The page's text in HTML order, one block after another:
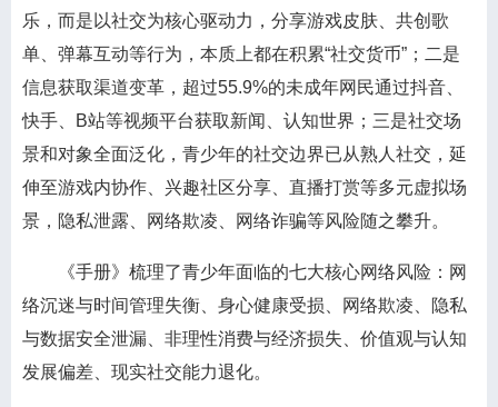
乐，而是以社交为核心驱动力，分享游戏皮肤、共创歌
单、弹幕互动等行为，本质上都在积累“社交货币”；二是
信息获取渠道变革，超过55.9%的未成年网民通过抖音、
快手、B站等视频平台获取新闻、认知世界；三是社交场
景和对象全面泛化，青少年的社交边界已从熟人社交，延
伸至游戏内协作、兴趣社区分享、直播打赏等多元虚拟场
景，隐私泄露、网络欺凌、网络诈骗等风险随之攀升。
《手册》梳理了青少年面临的七大核心网络风险：网
络沉迷与时间管理失衡、身心健康受损、网络欺凌、隐私
与数据安全泄漏、非理性消费与经济损失、价值观与认知
发展偏差、现实社交能力退化。